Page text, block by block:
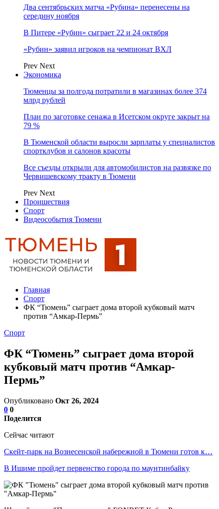
Два сентябрьских матча «Рубина» перенесены на
середину ноября
В Питере «Рубин» сыграет 22 и 24 октября
«Рубин» заявил игроков на чемпионат ВХЛ
Prev Next
Экономика
Тюменцы за полгода потратили в магазинах более 374
млрд рублей
План по заготовке сенажа в Исетском округе закрыт на
79 %
В Тюменской области выросли зарплаты у специалистов
спортклубов и салонов красоты
Все съезды открыли для автомобилистов на развязке по
Червишевскому тракту в Тюмени
Prev Next
Проишествия
Спорт
Видеособытия Тюмени
Главная
Спорт
ФК “Тюмень” сыграет дома второй кубковый матч
против “Амкар-Пермь”
Спорт
ФК “Тюмень” сыграет дома второй
кубковый матч против “Амкар-
Пермь”
Опубликовано Окт 26, 2024
0 0
Поделится
Сейчас читают
Скейт-парк на Вознесенской набережной в Тюмени готов к…
В Ишиме пройдет первенство города по маунтинбайку